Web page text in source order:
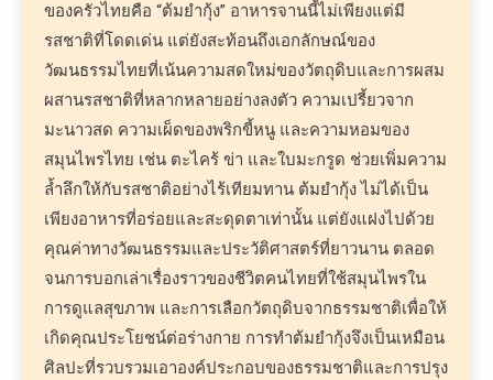
ของครัวไทยคือ “ต้มยำกุ้ง” อาหารจานนี้ไม่เพียงแต่มี
รสชาติที่โดดเด่น แต่ยังสะท้อนถึงเอกลักษณ์ของ
วัฒนธรรมไทยที่เน้นความสดใหม่ของวัตถุดิบและการผสม
ผสานรสชาติที่หลากหลายอย่างลงตัว ความเปรี้ยวจาก
มะนาวสด ความเผ็ดของพริกขี้หนู และความหอมของ
สมุนไพรไทย เช่น ตะไคร้ ข่า และใบมะกรูด ช่วยเพิ่มความ
ล้ำลึกให้กับรสชาติอย่างไร้เทียมทาน ต้มยำกุ้ง ไม่ได้เป็น
เพียงอาหารที่อร่อยและสะดุดตาเท่านั้น แต่ยังแฝงไปด้วย
คุณค่าทางวัฒนธรรมและประวัติศาสตร์ที่ยาวนาน ตลอด
จนการบอกเล่าเรื่องราวของชีวิตคนไทยที่ใช้สมุนไพรใน
การดูแลสุขภาพ และการเลือกวัตถุดิบจากธรรมชาติเพื่อให้
เกิดคุณประโยชน์ต่อร่างกาย การทำต้มยำกุ้งจึงเป็นเหมือน
ศิลปะที่รวบรวมเอาองค์ประกอบของธรรมชาติและการปรุง